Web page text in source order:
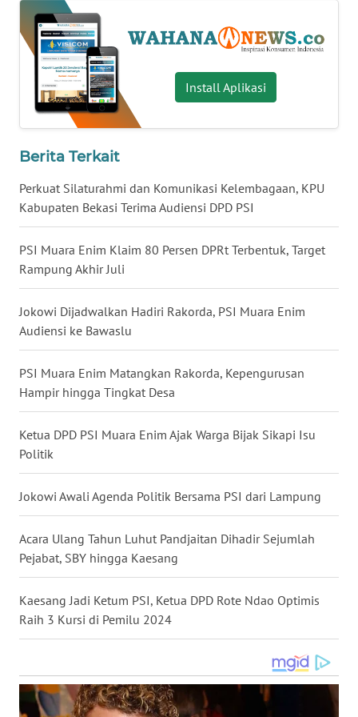
Install Aplikasi
Berita Terkait
Perkuat Silaturahmi dan Komunikasi Kelembagaan, KPU
Kabupaten Bekasi Terima Audiensi DPD PSI
PSI Muara Enim Klaim 80 Persen DPRt Terbentuk, Target
Rampung Akhir Juli
Jokowi Dijadwalkan Hadiri Rakorda, PSI Muara Enim
Audiensi ke Bawaslu
PSI Muara Enim Matangkan Rakorda, Kepengurusan
Hampir hingga Tingkat Desa
Ketua DPD PSI Muara Enim Ajak Warga Bijak Sikapi Isu
Politik
Jokowi Awali Agenda Politik Bersama PSI dari Lampung
Acara Ulang Tahun Luhut Pandjaitan Dihadir Sejumlah
Pejabat, SBY hingga Kaesang
Kaesang Jadi Ketum PSI, Ketua DPD Rote Ndao Optimis
Raih 3 Kursi di Pemilu 2024
WN
BABEL
WN
SUMBAR
SUMSEL
WN
BENGKULU
LAMPUNG
WN
JATENG
WN
NUSANTARA
WN
JOGJA
WN
JATIM
WN
WN
WN
KALTENG